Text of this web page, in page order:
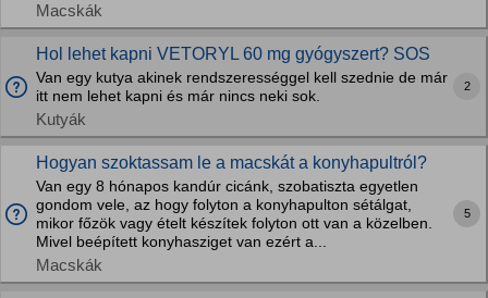
Macskák
Hol lehet kapni VETORYL 60 mg gyógyszert? SOS
Van egy kutya akinek rendszerességgel kell szednie de már
itt nem lehet kapni és már nincs neki sok.
Kutyák
2
Hogyan szoktassam le a macskát a konyhapultról?
Van egy 8 hónapos kandúr cicánk, szobatiszta egyetlen
gondom vele, az hogy folyton a konyhapulton sétálgat,
mikor főzök vagy ételt készítek folyton ott van a közelben.
Mivel beépített konyhasziget van ezért a...
Macskák
5